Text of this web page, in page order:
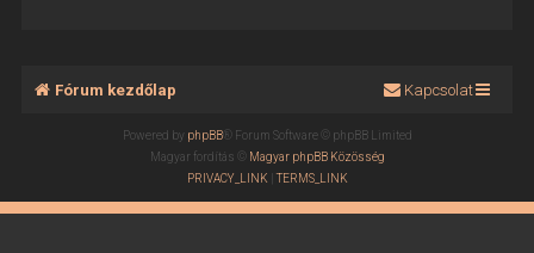
Fórum kezdőlap Kapcsolat
Powered by phpBB® Forum Software © phpBB Limited
Magyar fordítás © Magyar phpBB Közösség
PRIVACY_LINK |TERMS_LINK